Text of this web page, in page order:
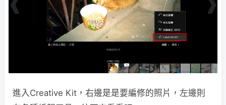
進入Creative Kit，右邊是是要編修的照片，左邊則